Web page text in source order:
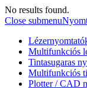
No results found.
Close submenu
Multifunkciós
Tintasugaras
Multifunkciós
Plotter / CAD